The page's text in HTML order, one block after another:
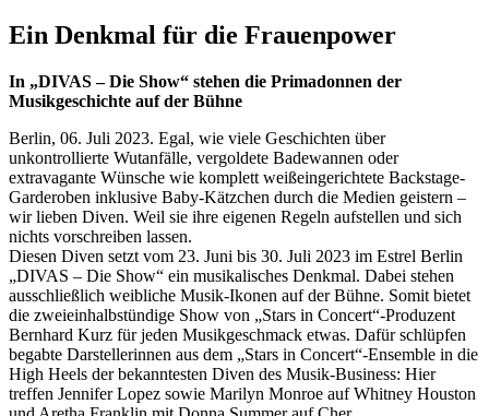
Ein Denkmal für die Frauenpower
In „DIVAS – Die Show“ stehen die Primadonnen der
Musikgeschichte auf der Bühne
Berlin, 06. Juli 2023. Egal, wie viele Geschichten über
unkontrollierte Wutanfälle, vergoldete Badewannen oder
extravagante Wünsche wie komplett weißeingerichtete Backstage-
Garderoben inklusive Baby-Kätzchen durch die Medien geistern –
wir lieben Diven. Weil sie ihre eigenen Regeln aufstellen und sich
nichts vorschreiben lassen.
Diesen Diven setzt vom 23. Juni bis 30. Juli 2023 im Estrel Berlin
„DIVAS – Die Show“ ein musikalisches Denkmal. Dabei stehen
ausschließlich weibliche Musik-Ikonen auf der Bühne. Somit bietet
die zweieinhalbstündige Show von „Stars in Concert“-Produzent
Bernhard Kurz für jeden Musikgeschmack etwas. Dafür schlüpfen
begabte Darstellerinnen aus dem „Stars in Concert“-Ensemble in die
High Heels der bekanntesten Diven des Musik-Business: Hier
treffen Jennifer Lopez sowie Marilyn Monroe auf Whitney Houston